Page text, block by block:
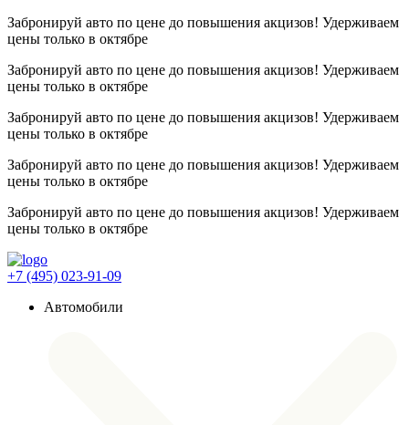
Забронируй авто по цене до повышения акцизов! Удерживаем
цены только в октябре
Забронируй авто по цене до повышения акцизов! Удерживаем
цены только в октябре
Забронируй авто по цене до повышения акцизов! Удерживаем
цены только в октябре
Забронируй авто по цене до повышения акцизов! Удерживаем
цены только в октябре
Забронируй авто по цене до повышения акцизов! Удерживаем
цены только в октябре
+7 (495) 023-91-09
Автомобили